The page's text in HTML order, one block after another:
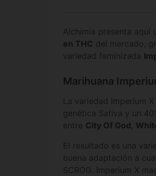
Alchimia presenta aquí
en THC del mercado,
variedad feminizada
Marihuana
La variedad Imperium
genética Sativa y un
entre City Of God
El resultado es una
buena adaptación a
SCROG. Imperium X